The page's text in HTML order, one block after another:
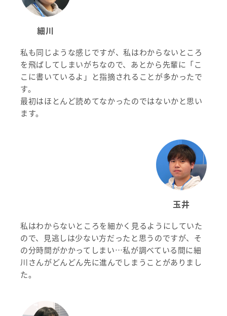
細川
私も同じような感じですが、私はわからないところ
を飛ばしてしまいがちなので、あとから先輩に「こ
こに書いているよ」と指摘されることが多かったで
す。
最初はほとんど読めてなかったのではないかと思い
ます。
玉井
私はわからないところを細かく見るようにしていた
ので、見逃しは少ない方だったと思うのですが、そ
の分時間がかかってしまい…私が調べている間に細
川さんがどんどん先に進んでしまうことがありまし
た。